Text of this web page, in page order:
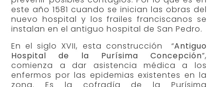
este año 1581 cuando se inician las obras del
nuevo hospital y los frailes franciscanos se
instalan en el antiguo hospital de San Pedro.
En el siglo XVII, esta construcción “Antiguo
Hospital de la Purísima Concepción”,
comienza a dar asistencia médica a los
enfermos por las epidemias existentes en la
zona. Es la cofradía de la Purísima